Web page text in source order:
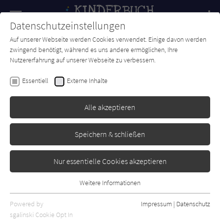
SUCHE Forum Charts Newsletter
Clemens J. Setz
Mopsfisch
Erschienen: März 2025 Bibliogr. Angaben
Datenschutzeinstellungen
Auf unserer Webseite werden Cookies verwendet. Einige davon werden
zwingend benötigt, während es uns andere ermöglichen, Ihre
Nutzererfahrung auf unserer Webseite zu verbessern.
Essentiell Externe Inhalte
Alle akzeptieren
Speichern & schließen
Nur essentielle Cookies akzeptieren
Essentielle Cookies werden für grundlegende Funktionen der
Webseite benötigt. Dadurch ist gewährleistet, dass die Webseite
Weitere Informationen
Powered by
sgalinski Cookie Opt In
Impressum | Datenschutz